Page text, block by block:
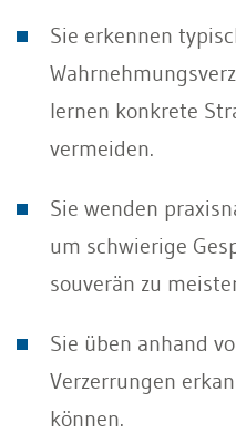
Sie erkennen
lernen konkrete
vermeiden.
Sie wenden
um schwierige
souverän zu
Sie üben anhand
Verzerrungen
können.